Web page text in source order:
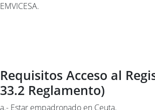
EMVICESA.
Requisitos Acceso al
33.2 Reglamento)
a.- Estar empadronado en Ceuta.